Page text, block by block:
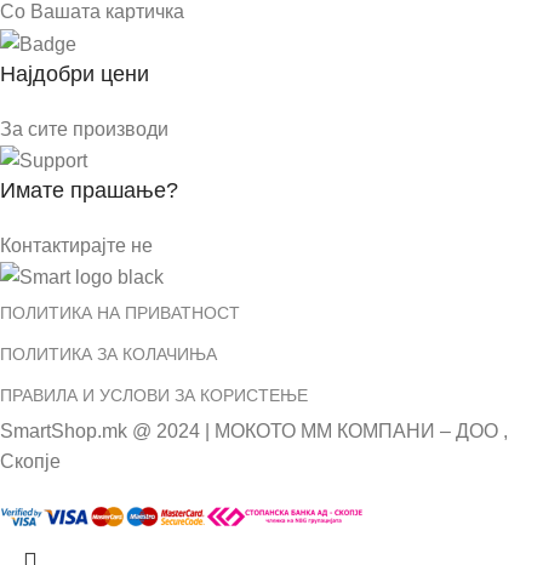
Со Вашата картичка
Најдобри цени
За сите производи
Имате прашање?
Контактирајте не
ПОЛИТИКА НА ПРИВАТНОСТ
ПОЛИТИКА ЗА КОЛАЧИЊА
ПРАВИЛА И УСЛОВИ ЗА КОРИСТЕЊЕ
SmartShop.mk @ 2024 | МОКОТО ММ КОМПАНИ – ДОО ,
Скопје